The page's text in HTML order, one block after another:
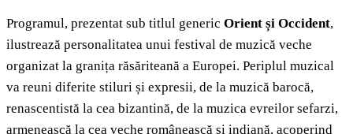
Programul, prezentat sub titlul generic Orient și Occident,
ilustrează personalitatea unui festival de muzică veche
organizat la granița răsăriteană a Europei. Periplul muzical
va reuni diferite stiluri și expresii, de la muzică barocă,
renascentistă la cea bizantină, de la muzica evreilor sefarzi,
armenească la cea veche românească și indiană, acoperind